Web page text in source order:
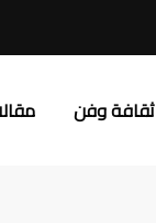
ثقافة وفن